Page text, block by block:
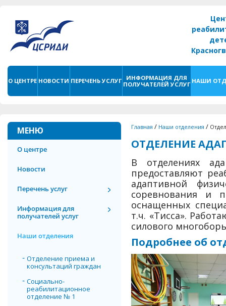
О ЦЕНТРЕ НОВОСТИ ПЕРЕЧЕНЬ УСЛУГ
ИНФОРМАЦИЯ ДЛЯ
ПОЛУЧАТЕЛЕЙ УСЛУГ НАШИ
МЕНЮ
О центре
Новости
Перечень услуг
Информация для
получателей услуг
Наши отделения
Отделение приема и
консультаций граждан
Социально-
реабилитационное
отделение № 1
Главная / Наши отделения /
ОТДЕЛЕНИЕ
В отделениях
предоставляют
адаптивной
соревнования и
оснащенных
т.ч. «Тисса».
силового
Подробнее об